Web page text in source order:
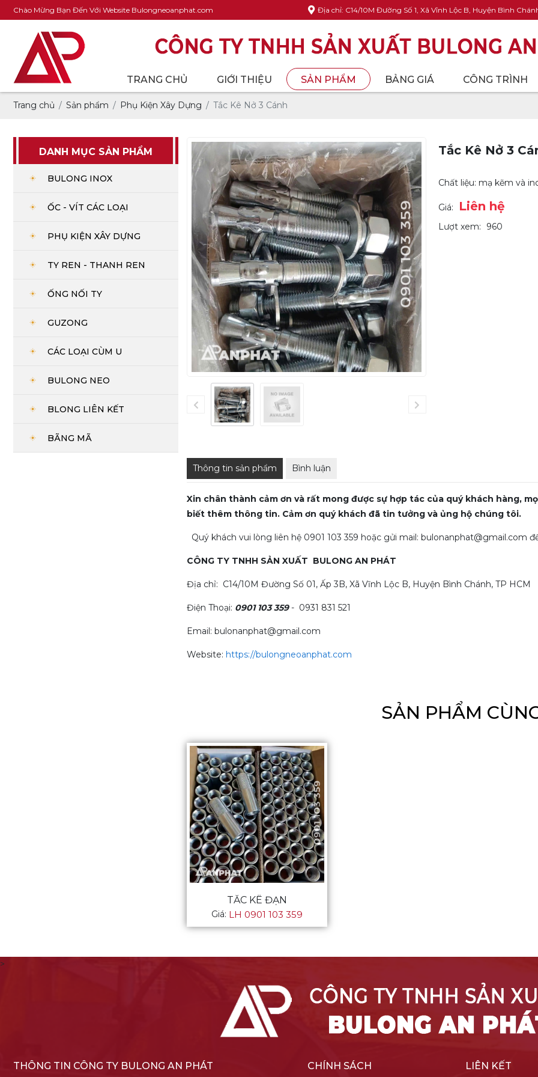
Chào Mừng Bạn Đến Với Website Bulongneoanphat.com Địa chỉ: C14/10M Đường Số 1, Xã Vĩnh Lộc B, Huyện Bình
TRANG CHỦ GIỚI THIỆU SẢN PHẨM BẢNG GIÁ CÔNG TRÌNH
Trang chủ Sản phẩm Phụ Kiện Xây Dựng Tắc Kê Nở 3 Cánh
DANH MỤC SẢN PHẨM
BULONG INOX
ỐC - VÍT CÁC LOẠI
PHỤ KIỆN XÂY DỰNG
TY REN - THANH REN
ỐNG NỐI TY
GUZONG
CÁC LOẠI CÙM U
BULONG NEO
BLONG LIÊN KẾT
BÃNG MÃ
Tắc Kê Nở 3
Chất liệu: mạ kẽm và
Giá: Liên hệ
Lượt xem: 960
Thông tin sản phẩm Bình luận
Xin chân thành cảm ơn và rất mong được sự hợp tác của quý khách hàng,
biết thêm thông tin. Cảm ơn quý khách đã tin tưởng và ủng hộ chúng tôi.
Quý khách vui lòng liên hệ 0901 103 359 hoặc gửi mail: bulonanphat@gmail.com
CÔNG TY TNHH SẢN XUẤT BULONG AN PHÁT
Địa chỉ: C14/10M Đường Số 01, Ấp 3B, Xã Vĩnh Lộc B, Huyện Bình Chánh, TP HCM
Điện Thoại: 0901 103 359- 0931 831 521
Email: bulonanphat@gmail.com
Website: https://bulongneoanphat.com
SẢN PHẨM
TẮC KÊ ĐẠN
Giá: LH 0901 103 359
>
THÔNG TIN CÔNG TY BULONG AN PHÁT CHÍNH SÁCH LIÊN KẾT